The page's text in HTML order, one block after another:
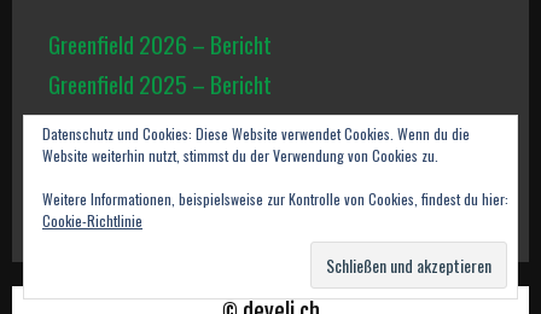
Greenfield 2026 – Bericht
Greenfield 2025 – Bericht
Shooting: Kriegerelfen
Greenfield 2024 – Bericht
Greenfield 2023 – Bericht
Datenschutz und Cookies: Diese Website verwendet Cookies. Wenn du die
Website weiterhin nutzt, stimmst du der Verwendung von Cookies zu.
Weitere Informationen, beispielsweise zur Kontrolle von Cookies, findest du hier:
Cookie-Richtlinie